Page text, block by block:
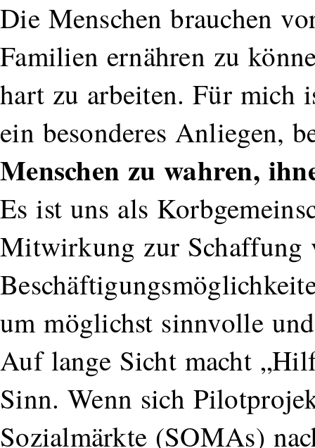
Die Menschen brauchen
Familien ernähren zu
hart zu arbeiten. Für mich
ein besonderes Anliegen,
Menschen zu wahren,
Es ist uns als
Mitwirkung zur Schaffung
um möglichst sinnvolle
Auf lange Sicht macht
Sinn. Wenn sich
Sozialmärkte (SOMAs)